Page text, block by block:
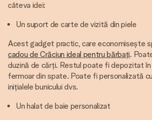
câteva idei:
Un suport de carte de vizită din piele
Acest gadget practic, care economisește
cadou de Crăciun ideal pentru bărbați.
duzină de cărți. Restul poate fi depozitat în
fermoar din spate. Poate fi personalizată
inițialele bunicului dvs.
Un halat de baie personalizat